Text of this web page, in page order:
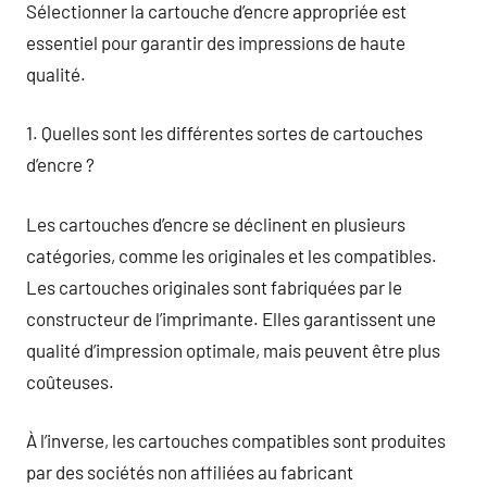
Sélectionner la cartouche d’encre appropriée est
essentiel pour garantir des impressions de haute
qualité.
1. Quelles sont les différentes sortes de cartouches
d’encre ?
Les cartouches d’encre se déclinent en plusieurs
catégories, comme les originales et les compatibles.
Les cartouches originales sont fabriquées par le
constructeur de l’imprimante. Elles garantissent une
qualité d’impression optimale, mais peuvent être plus
coûteuses.
À l’inverse, les cartouches compatibles sont produites
par des sociétés non affiliées au fabricant